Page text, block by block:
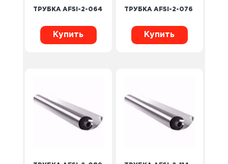
ТРУБКА AFSI-2-064
Купить
ТРУБКА AFSI-2-076
Купить